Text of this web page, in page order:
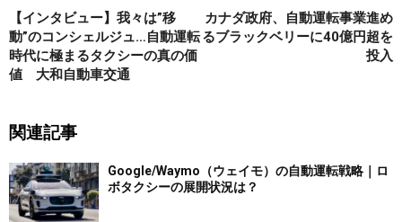
【インタビュー】我々は”移
動”のコンシェルジュ…自動運転
時代に極まるタクシーの真の価
値 大和自動車交通
カナダ政府、自動運転事業進め
るブラックベリーに40億円超を
投入
関連記事
Google/Waymo（ウェイモ）の自動運転戦略｜ロ
ボタクシーの展開状況は？